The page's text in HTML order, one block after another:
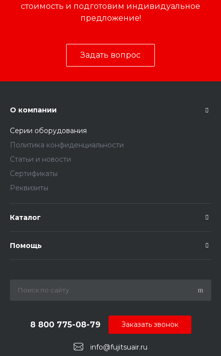
стоимость и подготовим индивидуальное
предложение!
Задать вопрос
О компании
Серии оборудования
Политика конфиденциальности
Статьи и новости
Сертификаты
Реквизиты
Каталог
Помощь
info@fujitsuair.ru
8 800 775-08-79 Заказать звонок